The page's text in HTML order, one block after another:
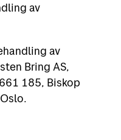
av
av
Bring AS,
185, Biskop